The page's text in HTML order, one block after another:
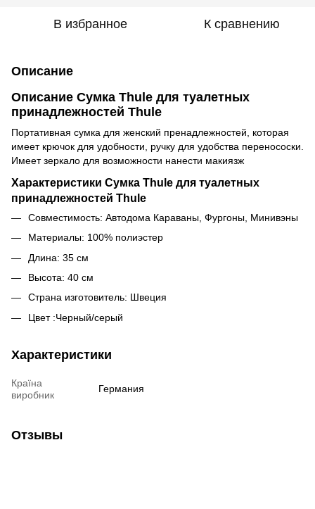
В избранное К сравнению
Описание
Описание Сумка Thule для туалетных
принадлежностей Thule
Портативная сумка для женский пренадлежностей, которая
имеет крючок для удобности, ручку для удобства перенососки.
Имеет зеркало для возможности нанести макиязж
Характеристики Сумка Thule для туалетных
принадлежностей Thule
Совместимость: Автодома Караваны, Фургоны, Минивэны
Материалы: 100% полиэстер
Длина: 35 см
Высота: 40 см
Страна изготовитель: Швеция
Цвет :Черный/серый
Характеристики
Країна
виробник
Германия
Отзывы